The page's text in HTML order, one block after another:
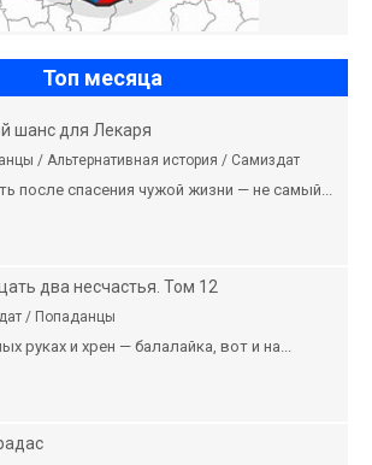
Топ месяца
шанс для Лекаря
/ Альтернативная история / Самиздат
после спасения чужой жизни — не самый...
два несчастья. Том 12
/ Попаданцы
руках и хрен — балалайка, вот и на...